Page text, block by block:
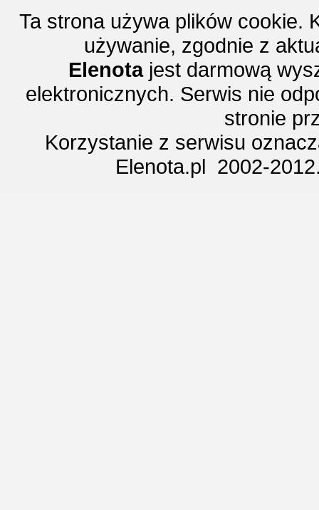
Ta strona używa plików cookie.
używanie, zgodnie z
Elenotajest darmową
elektronicznych. Serwis nie
stronie
Korzystanie z serwisu
Elenota.pl 2002-